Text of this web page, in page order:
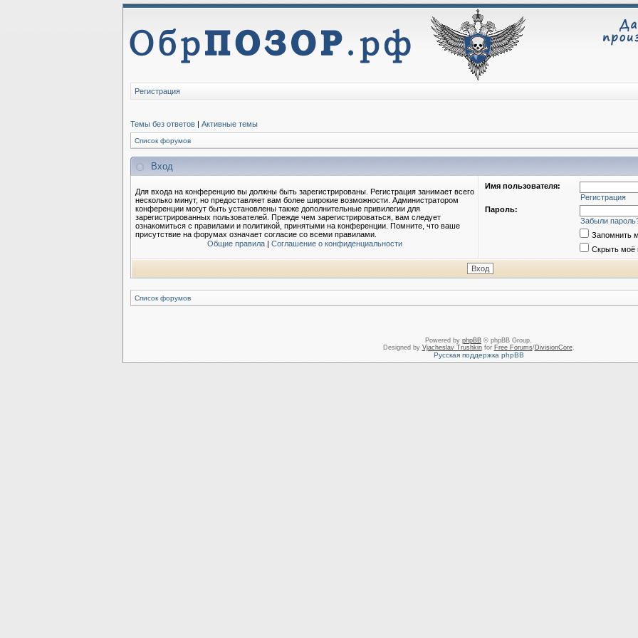
Регистрация
Темы без ответов | Активные темы
Список форумов
Вход
Для входа на конференцию вы должны быть зарегистрированы. Регистрация занимает всего
несколько минут, но предоставляет вам более широкие возможности. Администратором
конференции могут быть установлены также дополнительные привилегии для
зарегистрированных пользователей. Прежде чем зарегистрироваться, вам следует
ознакомиться с правилами и политикой, принятыми на конференции. Помните, что ваше
присутствие на форумах означает согласие со всеми правилами.
Общие правила | Соглашение о конфиденциальности
Имя пользователя:
Регистрация
Пароль:
Забыли
Запомнить
Скрыть моё
Список форумов
Powered by phpBB © phpBB Group.
Designed by Vjacheslav Trushkinfor Free Forums/DivisionCore.
Русская поддержка phpBB